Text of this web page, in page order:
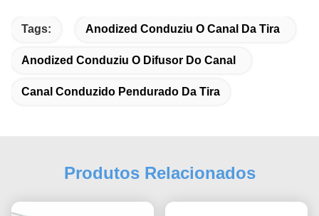
Tags: Anodized Conduziu O Canal Da Tira
Anodized Conduziu O Difusor Do Canal
Canal Conduzido Pendurado Da Tira
Produtos Relacionados